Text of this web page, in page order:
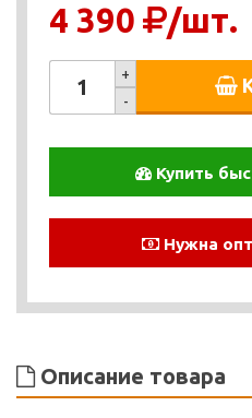
4 390 /шт.
+
-
Купить
Нужна
Описание товара